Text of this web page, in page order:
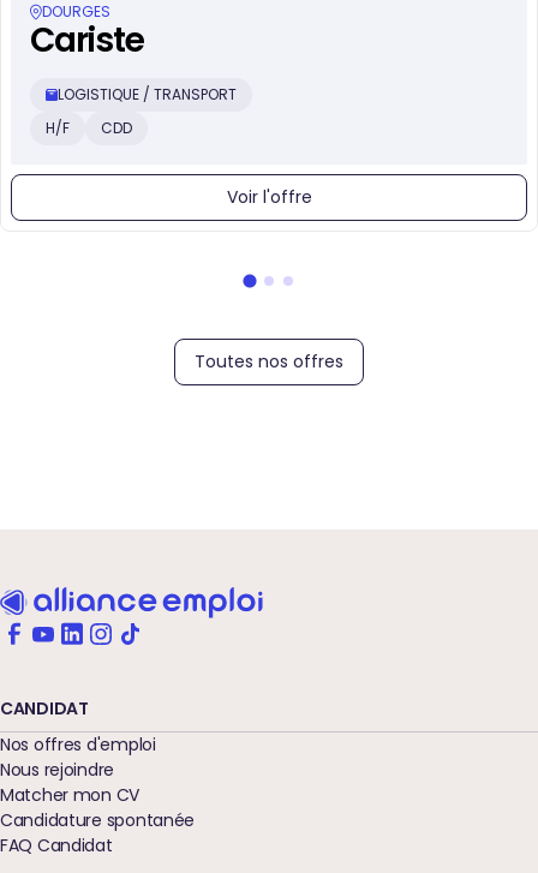
DOURGES
Cariste
LOGISTIQUE / TRANSPORT
H/F
CDD
Voir l'offre
Toutes nos offres
CANDIDAT
Nos offres d'emploi
Nous rejoindre
Matcher mon CV
Candidature spontanée
FAQ Candidat